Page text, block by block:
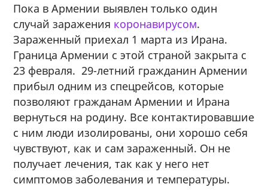
Пока в Армении выявлен только один
случай заражения коронавирусом.
Зараженный приехал 1 марта из Ирана.
Граница Армении с этой страной закрыта с
23 февраля. 29-летний гражданин Армении
прибыл одним из спецрейсов, которые
позволяют гражданам Армении и Ирана
вернуться на родину. Все контактировавшие
с ним люди изолированы, они хорошо себя
чувствуют, как и сам зараженный. Он не
получает лечения, так как у него нет
симптомов заболевания и температуры.